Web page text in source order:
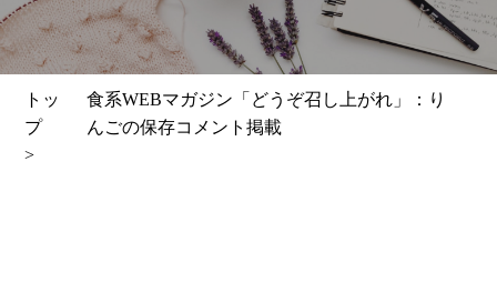
トッ
プ
>
食系WEBマガジン「どうぞ召し上がれ」：り
んごの保存コメント掲載